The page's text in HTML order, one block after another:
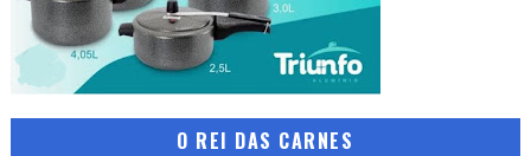
O REI DAS CARNES